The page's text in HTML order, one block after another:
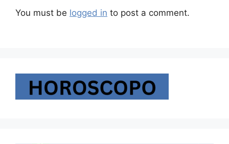
You must be logged in to post a comment.